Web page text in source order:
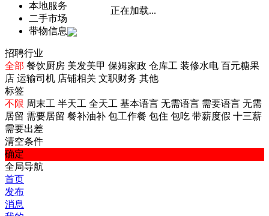
本地服务
二手市场
带物信息
招聘行业
全部 餐饮厨房 美发美甲 保姆家政 仓库工 装修水电 百元糖果
店 运输司机 店铺相关 文职财务 其他
标签
不限 周末工 半天工 全天工 基本语言 无需语言 需要语言 无需
居留 需要居留 餐补油补 包工作餐 包住 包吃 带薪度假 十三薪
需要出差
清空条件
确定
正在加载...
全局导航
首页
发布
消息